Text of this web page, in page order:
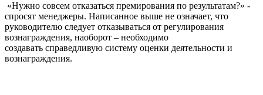
«Нужно совсем отказаться премирования по результатам?» -
спросят менеджеры. Написанное выше не означает, что
руководителю следует отказываться от регулирования
вознаграждения, наоборот – необходимо
создавать справедливую систему оценки деятельности и
вознаграждения.